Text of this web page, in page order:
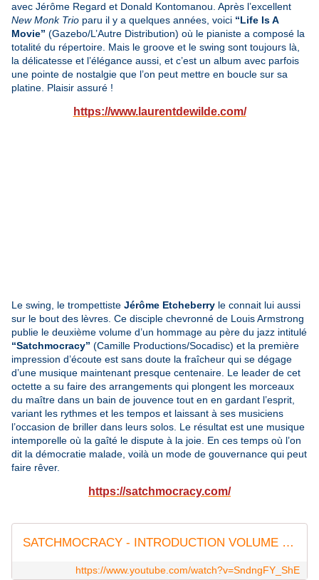
avec Jérôme Regard et Donald Kontomanou. Après l’excellent
New Monk Trio paru il y a quelques années, voici “Life Is A
Movie” (Gazebo/L’Autre Distribution) où le pianiste a composé la
totalité du répertoire. Mais le groove et le swing sont toujours là,
la délicatesse et l’élégance aussi, et c’est un album avec parfois
une pointe de nostalgie que l’on peut mettre en boucle sur sa
platine. Plaisir assuré !
https://www.laurentdewilde.com/
Le swing, le trompettiste Jérôme Etcheberry le connait lui aussi
sur le bout des lèvres. Ce disciple chevronné de Louis Armstrong
publie le deuxième volume d’un hommage au père du jazz intitulé
“Satchmocracy” (Camille Productions/Socadisc) et la première
impression d’écoute est sans doute la fraîcheur qui se dégage
d’une musique maintenant presque centenaire. Le leader de cet
octette a su faire des arrangements qui plongent les morceaux
du maître dans un bain de jouvence tout en en gardant l’esprit,
variant les rythmes et les tempos et laissant à ses musiciens
l’occasion de briller dans leurs solos. Le résultat est une musique
intemporelle où la gaîté le dispute à la joie. En ces temps où l’on
dit la démocratie malade, voilà un mode de gouvernance qui peut
faire rêver.
https://satchmocracy.com/
SATCHMOCRACY - INTRODUCTION VOLUME 2 - Jérome Etcheberry
https://www.youtube.com/watch?v=SndngFY_ShE